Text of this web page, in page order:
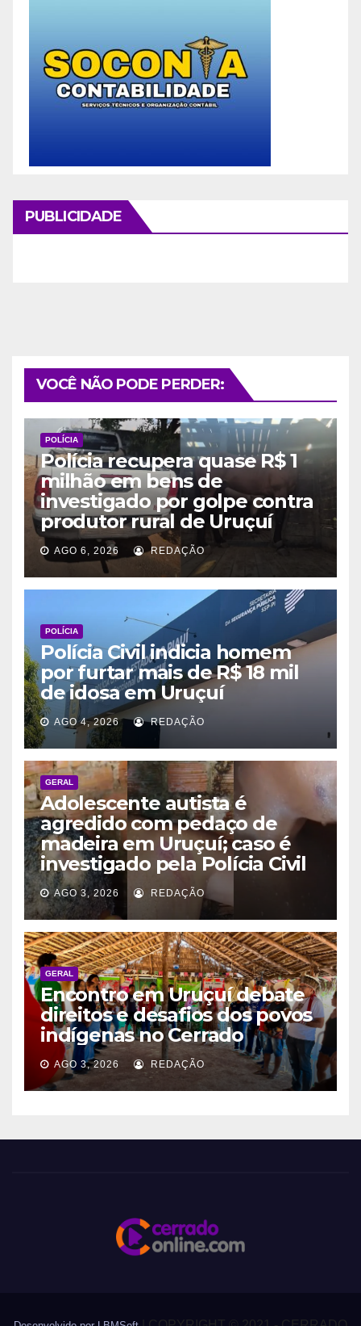
PUBLICIDADE
VOCÊ NÃO PODE PERDER:
POLÍCIA
Polícia recupera quase R$ 1
milhão em bens de
investigado por golpe contra
produtor rural de Uruçuí
AGO 6, 2026 REDAÇÃO
POLÍCIA
Polícia Civil indicia homem
por furtar mais de R$ 18 mil
de idosa em Uruçuí
AGO 4, 2026 REDAÇÃO
GERAL
Adolescente autista é
agredido com pedaço de
madeira em Uruçuí; caso é
investigado pela Polícia Civil
AGO 3, 2026 REDAÇÃO
GERAL
Encontro em Uruçuí debate
direitos e desafios dos povos
indígenas no Cerrado
AGO 3, 2026 REDAÇÃO